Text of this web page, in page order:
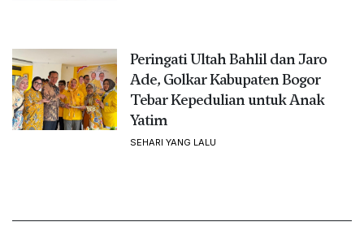
Peringati Ultah Bahlil dan Jaro
Ade, Golkar Kabupaten Bogor
Tebar Kepedulian untuk Anak
Yatim
SEHARI YANG LALU